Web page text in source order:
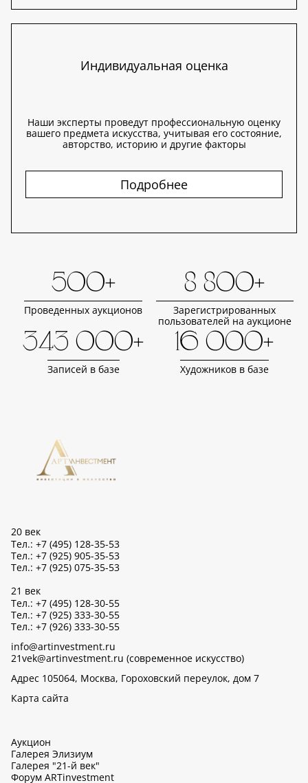
Индивидуальная оценка
Наши эксперты проведут профессиональную оценку
вашего предмета искусства, учитывая его состояние,
авторство, историю и другие факторы
Подробнее
500+
Проведенных аукционов
8 800+
Зарегистрированных
пользователей на аукционе
343 000+
Записей в базе
16 000+
Художников в базе
20 век
Тел.: +7 (495) 128-35-53
Тел.: +7 (925) 905-35-53
Тел.: +7 (925) 075-35-53
21 век
Тел.: +7 (495) 128-30-55
Тел.: +7 (925) 333-30-55
Тел.: +7 (926) 333-30-55
info@artinvestment.ru
21vek@artinvestment.ru (современное искусство)
Адрес 105064, Москва, Гороховский переулок, дом 7
Карта сайта
Аукцион
Галерея Элизиум
Галерея "21-й век"
Форум ARTinvestment